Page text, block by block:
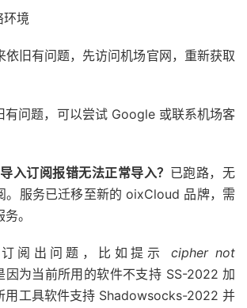
环境
依旧有问题，先访问机场官网，重新获取
有问题，可以尝试 Google 或联系机场客
入订阅报错无法正常导入？ 已跑路，无
。服务已迁移至新的 oixCloud 品牌，需
。
阅出问题，比如提示 cipher not
因为当前所用的软件不支持 SS-2022 加
用工具软件支持 Shadowsocks-2022 并